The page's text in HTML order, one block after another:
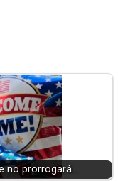
no prorrogará…